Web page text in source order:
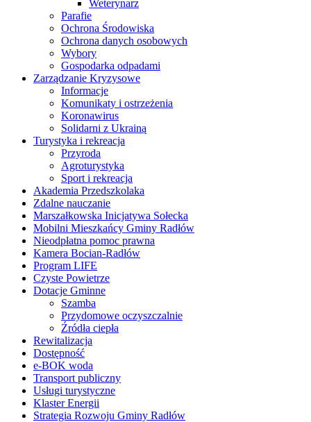
Weterynarz
Parafie
Ochrona Środowiska
Ochrona danych osobowych
Wybory
Gospodarka odpadami
Zarządzanie Kryzysowe
Informacje
Komunikaty i ostrzeżenia
Koronawirus
Solidarni z Ukrainą
Turystyka i rekreacja
Przyroda
Agroturystyka
Sport i rekreacja
Akademia Przedszkolaka
Zdalne nauczanie
Marszałkowska Inicjatywa Sołecka
Mobilni Mieszkańcy Gminy Radłów
Nieodpłatna pomoc prawna
Kamera Bocian-Radłów
Program LIFE
Czyste Powietrze
Dotacje Gminne
Szamba
Przydomowe oczyszczalnie
Źródła ciepła
Rewitalizacja
Dostępność
e-BOK woda
Transport publiczny
Usługi turystyczne
Klaster Energii
Strategia Rozwoju Gminy Radłów